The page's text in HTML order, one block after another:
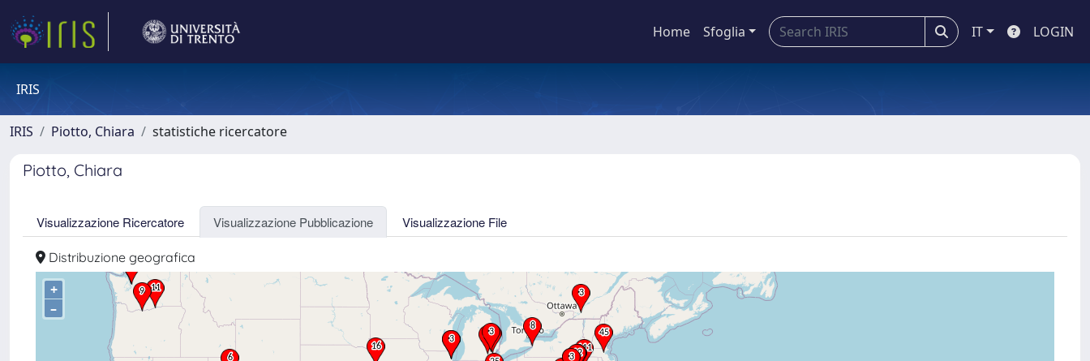
Home Sfoglia IT LOGIN
IRIS
IRIS Piotto, Chiara statistiche ricercatore
Piotto, Chiara
Visualizzazione Ricercatore Visualizzazione Pubblicazione Visualizzazione File
Distribuzione geografica
+
–